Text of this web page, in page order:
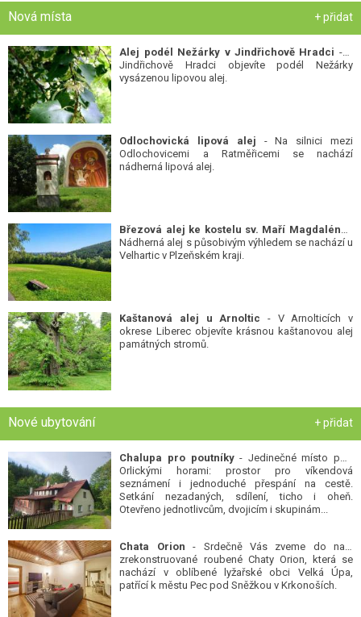
Nová místa + přidat
Alej podél Nežárky v Jindřichově Hradci - V
Jindřichově Hradci objevíte podél Nežárky
vysázenou lipovou alej.
Odlochovická lipová alej - Na silnici mezi
Odlochovicemi a Ratměřicemi se nachází
nádherná lipová alej.
Březová alej ke kostelu sv. Maří Magdalény-
Nádherná alej s působivým výhledem se nachází u
Velhartic v Plzeňském kraji.
Kaštanová alej u Arnoltic - V Arnolticích v
okrese Liberec objevíte krásnou kaštanovou alej
památných stromů.
Nové ubytování + přidat
Chalupa pro poutníky- Jedinečné místo pod
Orlickými horami: prostor pro víkendová
seznámení i jednoduché přespání na cestě.
Setkání nezadaných, sdílení, ticho i oheň.
Otevřeno jednotlivcům, dvojicím i skupinám...
Chata Orion - Srdečně Vás zveme do naší
zrekonstruované roubené Chaty Orion, která se
nachází v oblíbené lyžařské obci Velká Úpa,
patřící k městu Pec pod Sněžkou v Krkonoších.